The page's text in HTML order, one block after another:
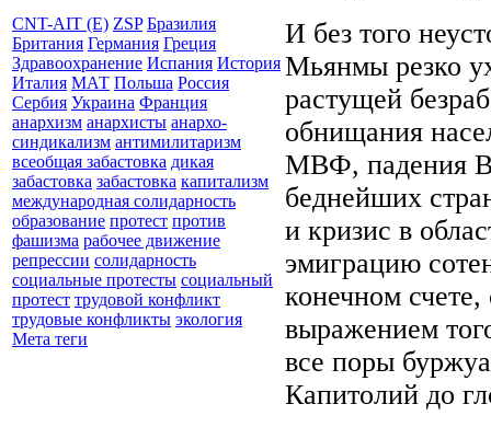
CNT-AIT (E) ZSP Бразилия
Британия Германия Греция
Здравоохранение Испания История
Италия МАТ Польша Россия
Сербия Украина Франция
анархизм анархисты анархо-
синдикализм антимилитаризм
всеобщая забастовка дикая
забастовка забастовка капитализм
международная солидарность
образование протест против
фашизма рабочее движение
репрессии солидарность
социальные протесты социальный
протест трудовой конфликт
трудовые конфликты экология
Мета теги
И без того
Мьянмы резко
растущей
обнищания
МВФ, падения
беднейших
и кризис в
эмиграцию
конечном
выражением
все поры
Капитолий до